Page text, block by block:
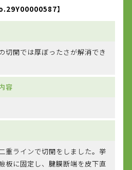
】
切開では厚ぼったさが解消でき
容
重ラインで切開をしました。挙
板に固定し、腱膜断端を皮下直